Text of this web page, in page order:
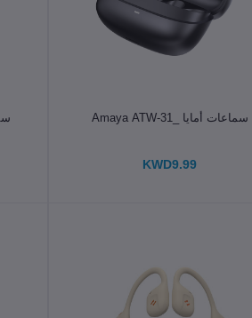
الإضافة إلى سلة التسوقسماعات أمايا _Amaya ATW-31
KWD9.99